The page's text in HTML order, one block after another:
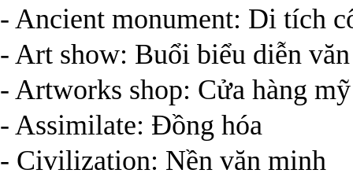
- Ancient monument: Di tích
- Art show: Buổi biểu diễn
- Artworks shop: Cửa hàng
- Assimilate: Đồng hóa
- Civilization: Nền văn minh